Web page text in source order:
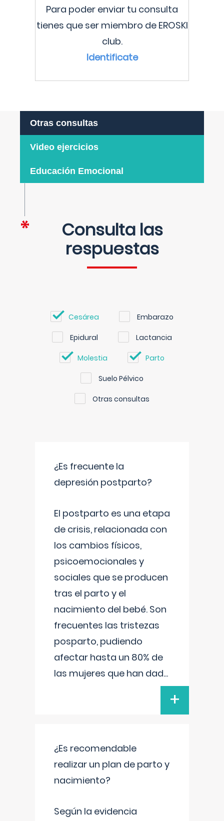
Para poder enviar tu consulta
tienes que ser miembro de EROSKI
club.
Identificate
Otras consultas
Video ejercicios
Educación Emocional
Consulta las
respuestas
Cesárea Embarazo
Epidural Lactancia
Molestia Parto
Suelo Pélvico
Otras consultas
¿Es frecuente la
depresión postparto?
El postparto es una etapa
de crisis, relacionada con
los cambios físicos,
psicoemocionales y
sociales que se producen
tras el parto y el
nacimiento del bebé. Son
frecuentes las tristezas
posparto, pudiendo
afectar hasta un 80% de
las mujeres que han dad...
+
¿Es recomendable
realizar un plan de parto y
nacimiento?
Según la evidencia